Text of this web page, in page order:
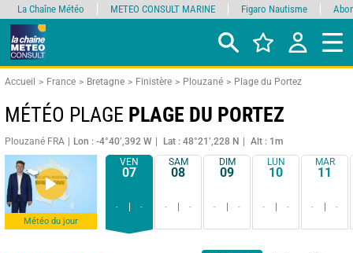
Accueil France Bretagne Finistère Plouzané Plage du Portez
MÉTÉO PLAGE PLAGE DU PORTEZ
Plouzané FRA Lon : -4°40’,392 W Lat : 48°21’,228 N Alt : 1m
Météo du jour
VEN
07
- -
SAM
08
- -
DIM
09
- -
LUN
10
- -
MAR
11
- -
La Chaîne Météo METEO CONSULT MARINE Figaro Nautisme